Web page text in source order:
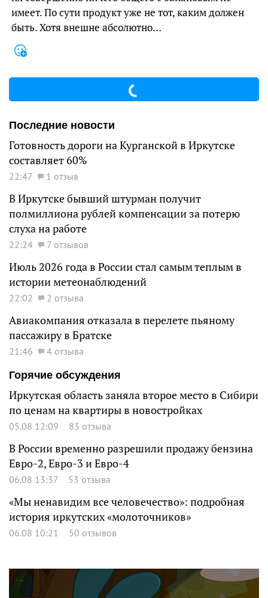
имеет. По сути продукт уже не тот, каким должен
быть. Хотя внешне абсолютно…
Последние новости
Готовность дороги на Курганской в Иркутске
составляет 60%
22:47 1 отзыв
В Иркутске бывший штурман получит
полмиллиона рублей компенсации за потерю
слуха на работе
22:24 7 отзывов
Июль 2026 года в России стал самым теплым в
истории метеонаблюдений
22:02 2 отзыва
Авиакомпания отказала в перелете пьяному
пассажиру в Братске
21:46
4 отзыва
Горячие обсуждения
Иркутская область заняла второе место в Сибири
по ценам на квартиры в новостройках
05.08 12:09 83 отзыва
В России временно разрешили продажу бензина
Евро-2, Евро-3 и Евро-4
06.08 13:37 53 отзыва
«Мы ненавидим все человечество»: подробная
история иркутских «молоточников»
06.08 10:21 50 отзывов